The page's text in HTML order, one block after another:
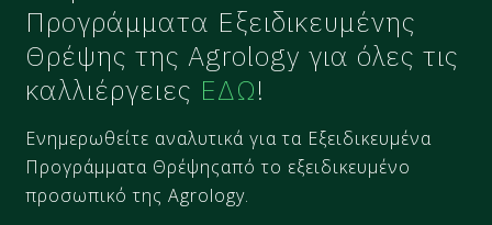
Προγράμματα Εξειδικευμένης
Θρέψης της Agrology για όλες τις
καλλιέργειες ΕΔΩ!
Ενημερωθείτε αναλυτικά για τα Εξειδικευμένα
Προγράμματα Θρέψηςαπό το εξειδικευμένο
προσωπικό της Agrology.